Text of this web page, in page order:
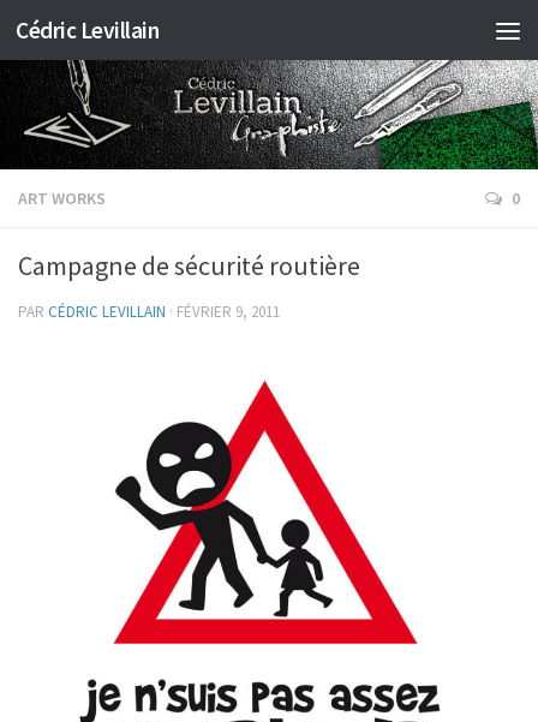
Cédric Levillain
ART WORKS 0
Campagne de sécurité routière
PAR CÉDRIC LEVILLAIN · FÉVRIER 9, 2011